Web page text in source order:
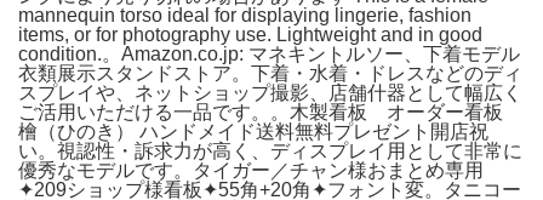
mannequin torso ideal for displaying lingerie, fashion
items, or for photography use. Lightweight and in good
condition.。Amazon.co.jp: マネキントルソー、下着モデル
衣類展示スタンドストア。下着・水着・ドレスなどのディ
スプレイや、ネットショップ撮影、店舗什器として幅広く
ご活用いただける一品です。。木製看板 オーダー看板
檜（ひのき） ハンドメイド送料無料プレゼント開店祝
い。視認性・訴求力が高く、ディスプレイ用として非常に
優秀なモデルです。タイガー／チャン様おまとめ専用
✦209ショップ様看板✦55角+20角✦フォント変。タニコー